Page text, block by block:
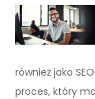
również jako
proces, który